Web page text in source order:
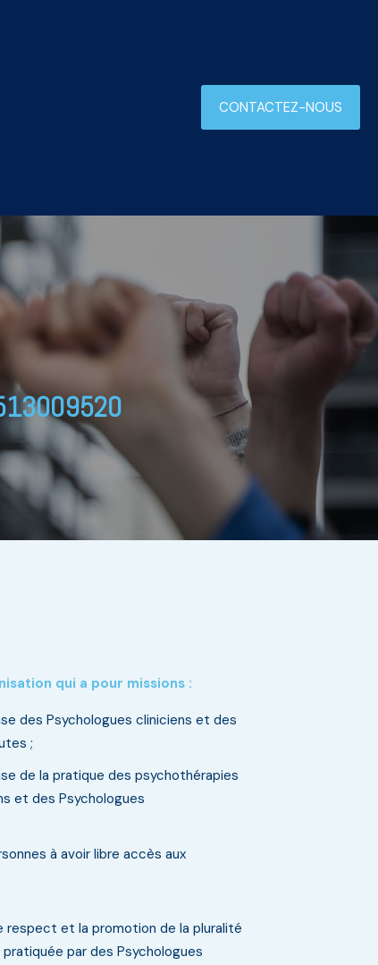
CONTACTEZ-NOUS
qui a pour missions :
des Psychologues cliniciens et des
;
de la pratique des psychothérapies
et des Psychologues
à avoir libre accès aux
respect et la promotion de la pluralité
par des Psychologues